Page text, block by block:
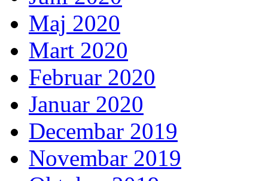
Maj 2020
Mart 2020
Februar 2020
Januar 2020
Decembar 2019
Novembar 2019